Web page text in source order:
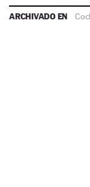
ARCHIVADO EN